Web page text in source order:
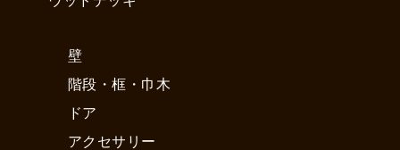
壁
階段・框・巾木
ドア
アクセサリー